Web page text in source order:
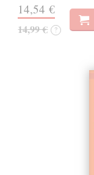
14,54 €
14,99 € ?